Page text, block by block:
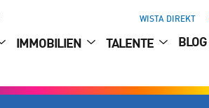
WISTA DIREKT
IMMOBILIEN TALENTE BLOG